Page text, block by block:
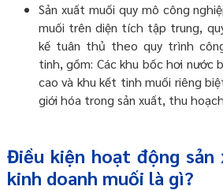
Sản xuất muối quy mô công
muối trên diện tích tập trung,
kế tuân thủ theo quy trình
tinh, gồm: Các khu bốc hơi nước
cao và khu kết tinh muối riêng
giới hóa trong sản xuất, thu
Điều kiện hoạt động sản
kinh doanh muối là gì?